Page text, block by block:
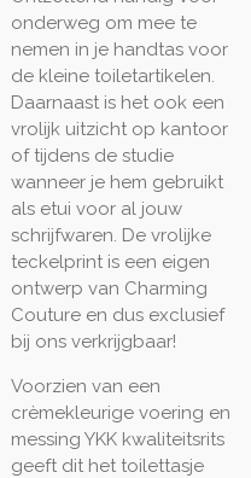
onderweg om mee te
nemen in je handtas voor
de kleine toiletartikelen.
Daarnaast is het ook een
vrolijk uitzicht op kantoor
of tijdens de studie
wanneer je hem gebruikt
als etui voor al jouw
schrijfwaren. De vrolijke
teckelprint is een eigen
ontwerp van Charming
Couture en dus exclusief
bij ons verkrijgbaar!
Voorzien van een
crèmekleurige voering en
messing YKK kwaliteitsrits
geeft dit het toilettasje